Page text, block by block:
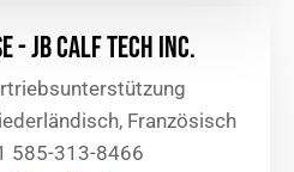
JB Calf Tech Inc.
Französisch
585-313-8466